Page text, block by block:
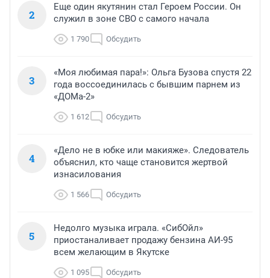
2
Еще один якутянин стал Героем России. Он
служил в зоне СВО с самого начала
1 790 Обсудить
3
«Моя любимая пара!»: Ольга Бузова спустя 22
года воссоединилась с бывшим парнем из
«ДОМа-2»
1 612 Обсудить
4
«Дело не в юбке или макияже». Следователь
объяснил, кто чаще становится жертвой
изнасилования
1 566 Обсудить
5
Недолго музыка играла. «СибОйл»
приостаналивает продажу бензина АИ-95
всем желающим в Якутске
1 095 Обсудить